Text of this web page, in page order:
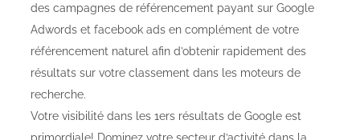
des campagnes de référencement payant sur Google
Adwords et facebook ads en complément de votre
référencement naturel afin d’obtenir rapidement des
résultats sur votre classement dans les moteurs de
recherche.
Votre visibilité dans les 1ers résultats de Google est